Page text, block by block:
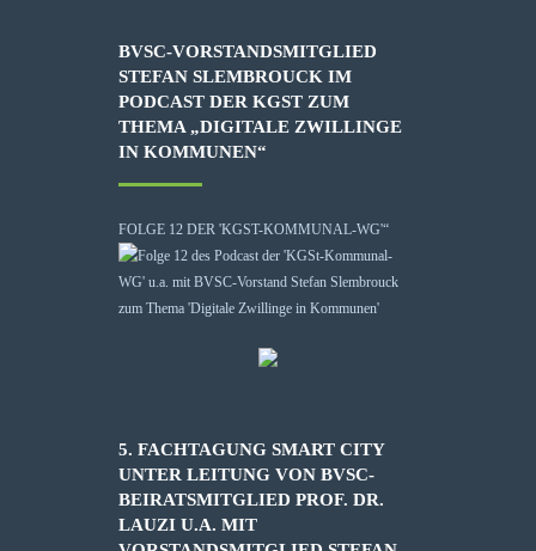
BVSC-VORSTANDSMITGLIED
STEFAN SLEMBROUCK IM
PODCAST DER KGST ZUM
THEMA „DIGITALE ZWILLINGE
IN KOMMUNEN“
FOLGE 12 DER 'KGST-KOMMUNAL-WG'“
5. FACHTAGUNG SMART CITY
UNTER LEITUNG VON BVSC-
BEIRATSMITGLIED PROF. DR.
LAUZI U.A. MIT